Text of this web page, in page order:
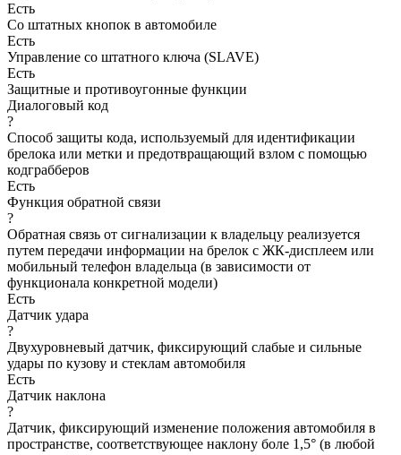
Есть
Со штатных кнопок в автомобиле
Есть
Управление со штатного ключа (SLAVE)
Есть
Защитные и противоугонные функции
Диалоговый код
?
Способ защиты кода, используемый для идентификации
брелока или метки и предотвращающий взлом с помощью
кодграбберов
Есть
Функция обратной связи
?
Обратная связь от сигнализации к владельцу реализуется
путем передачи информации на брелок с ЖК-дисплеем или
мобильный телефон владельца (в зависимости от
функционала конкретной модели)
Есть
Датчик удара
?
Двухуровневый датчик, фиксирующий слабые и сильные
удары по кузову и стеклам автомобиля
Есть
Датчик наклона
?
Датчик, фиксирующий изменение положения автомобиля в
пространстве, соответствующее наклону боле 1,5° (в любой